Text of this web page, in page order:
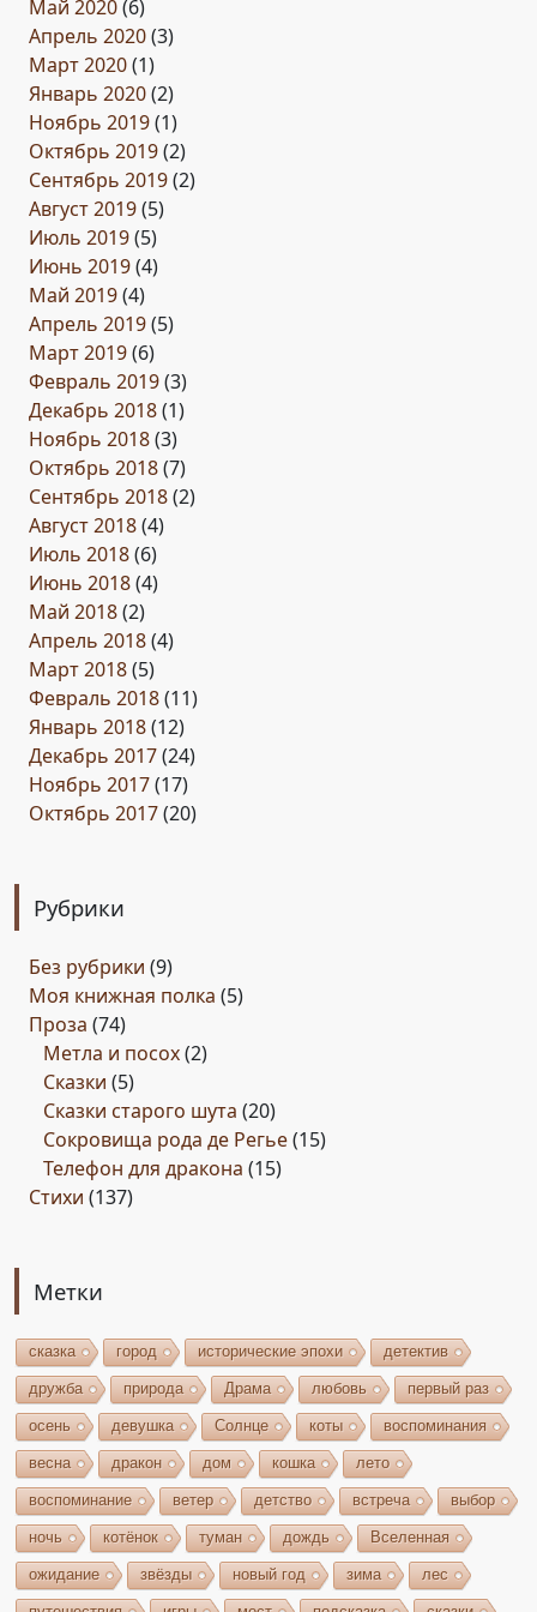
Май 2020(6)
Апрель 2020(3)
Март 2020(1)
Январь 2020(2)
Ноябрь 2019(1)
Октябрь 2019(2)
Сентябрь 2019(2)
Август 2019(5)
Июль 2019(5)
Июнь 2019(4)
Май 2019(4)
Апрель 2019(5)
Март 2019(6)
Февраль 2019(3)
Декабрь 2018(1)
Ноябрь 2018(3)
Октябрь 2018(7)
Сентябрь 2018(2)
Август 2018(4)
Июль 2018(6)
Июнь 2018(4)
Май 2018(2)
Апрель 2018(4)
Март 2018(5)
Февраль 2018(11)
Январь 2018(12)
Декабрь 2017(24)
Ноябрь 2017(17)
Октябрь 2017(20)
Рубрики
Без рубрики (9)
Моя книжная полка (5)
Проза (74)
Метла и посох(2)
Сказки (5)
Сказки старого шута (20)
Сокровища рода де Регье(15)
Телефон для дракона (15)
Стихи (137)
Метки
сказка город исторические эпохи детектив
дружба природа Драма любовь первый раз
осень девушка Солнце коты воспоминания
весна дракон дом кошка лето
воспоминание ветер детство встреча выбор
ночь котёнок туман дождь Вселенная
ожидание звёзды новый год зима лес